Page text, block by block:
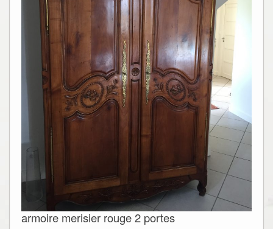
armoire merisier rouge 2 portes